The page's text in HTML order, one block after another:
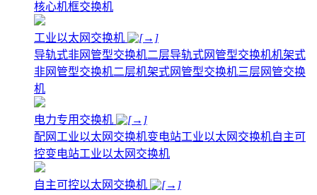
核心机框交换机
工业以太网交换机
导轨式非网管型交换机二层导轨式网管型交换机机架式
非网管型交换机二层机架式网管型交换机三层网管交换
机
电力专用交换机
配网工业以太网交换机变电站工业以太网交换机自主可
控变电站工业以太网交换机
自主可控以太网交换机